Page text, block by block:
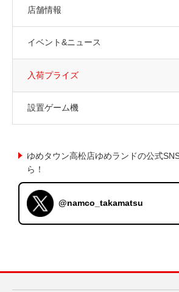
店舗情報
イベント&ニュース
入荷プライズ
設置ゲーム機
ゆめタウン高松店ゆめランドの公式
ら！
@namco_takamatsu